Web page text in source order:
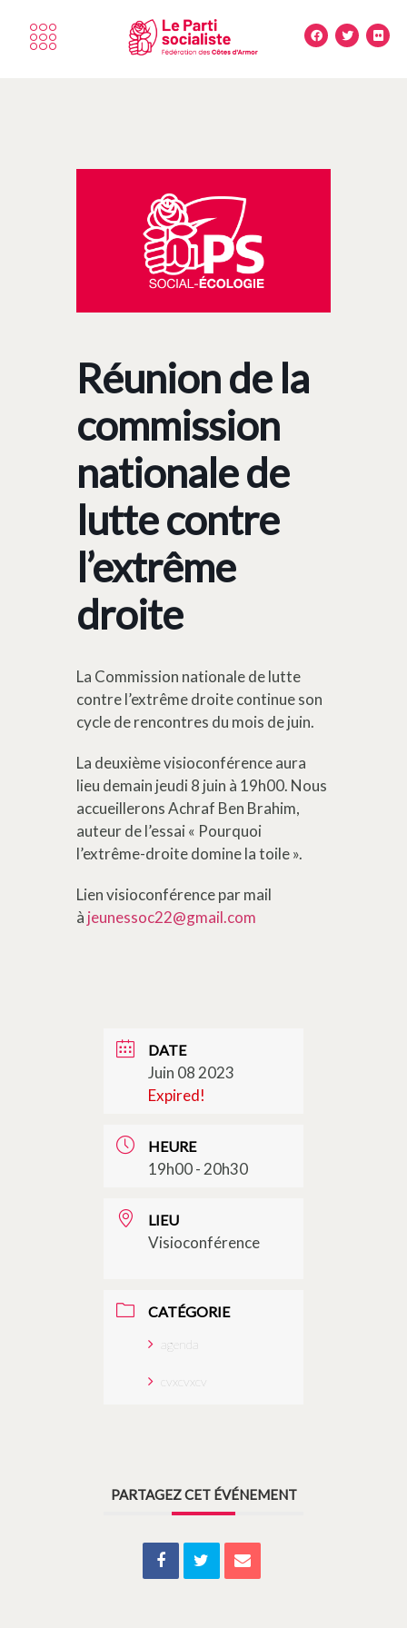
Réunion de la
commission
nationale de
lutte contre
l’extrême
droite
La Commission nationale de lutte
contre l’extrême droite continue son
cycle de rencontres du mois de juin.
La deuxième visioconférence aura
lieu demain jeudi 8 juin à 19h00. Nous
accueillerons Achraf Ben Brahim,
auteur de l’essai « Pourquoi
l’extrême-droite domine la toile ».
Lien visioconférence par mail
à jeunessoc22@gmail.com
DATE
Juin 08 2023
Expired!
HEURE
19h00 - 20h30
LIEU
Visioconférence
CATÉGORIE
agenda
PARTAGEZ CET ÉVÉNEMENT